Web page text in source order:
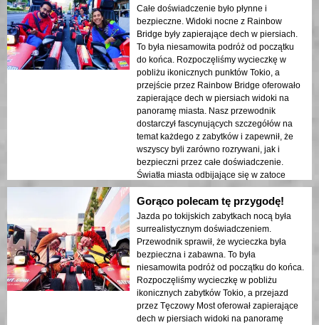
Całe doświadczenie było płynne i
bezpieczne. Widoki nocne z Rainbow
Bridge były zapierające dech w piersiach.
To była niesamowita podróż od początku
do końca. Rozpoczęliśmy wycieczkę w
pobliżu ikonicznych punktów Tokio, a
przejście przez Rainbow Bridge oferowało
zapierające dech w piersiach widoki na
panoramę miasta. Nasz przewodnik
dostarczył fascynujących szczegółów na
temat każdego z zabytków i zapewnił, że
wszyscy byli zarówno rozrywani, jak i
bezpieczni przez całe doświadczenie.
Światła miasta odbijające się w zatoce
stworzyły senna atmosferę, która
pozostawiła trwałe wrażenie. Ta wycieczka
jest idealna dla osób odwiedzających po
raz pierwszy, które chcą połączyć przygodę
z zwiedzaniem. Kontrast między
nowoczesnymi strukturami Tokio a
historycznymi obszarami był pięknie
ukazany w nocnych światłach. Gorąco
polecam tę wycieczkę każdemu!
Gorąco polecam tę przygodę!
Jazda po tokijskich zabytkach nocą była
surrealistycznym doświadczeniem.
Przewodnik sprawił, że wycieczka była
bezpieczna i zabawna. To była
niesamowita podróż od początku do końca.
Rozpoczęliśmy wycieczkę w pobliżu
ikonicznych zabytków Tokio, a przejazd
przez Tęczowy Most oferował zapierające
dech w piersiach widoki na panoramę